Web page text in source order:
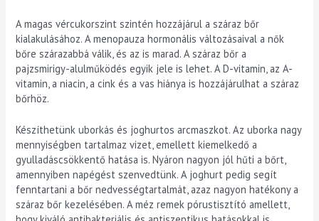
A magas vércukorszint szintén hozzájárul a száraz bőr
kialakulásához. A menopauza hormonális változásaival a nők
bőre szárazabbá válik, és az is marad. A száraz bőr a
pajzsmirigy-alulműködés egyik jele is lehet. A D-vitamin, az A-
vitamin, a niacin, a cink és a vas hiánya is hozzájárulhat a száraz
bőrhöz.
Készíthetünk uborkás és joghurtos arcmaszkot. Az uborka nagy
mennyiségben tartalmaz vizet, emellett kiemelkedő a
gyulladáscsökkentő hatása is. Nyáron nagyon jól hűti a bőrt,
amennyiben napégést szenvedtünk. A joghurt pedig segít
fenntartani a bőr nedvességtartalmát, azaz nagyon hatékony a
száraz bőr kezelésében. A méz remek pórustisztító amellett,